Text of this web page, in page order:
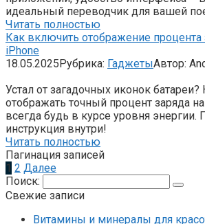
идеальный переводчик для вашей
Читать полностью
Как включить отображение процента
iPhone
18.05.2025Рубрика: ГаджетыАвтор:
Устал от загадочных иконок батареи?
отображать точный процент заряда
всегда будь в курсе уровня энергии.
инструкция внутри!
Читать полностью
Пагинация записей
1 2 Далее
Поиск:
Свежие записи
Витамины и минералы для